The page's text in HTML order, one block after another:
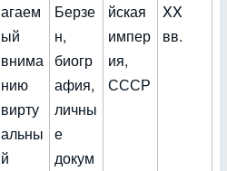
агаем
ый
внима
нию
вирту
альны
й
Берзе
н,
биогр
афия,
личны
е
докум
йская
импер
ия,
СССР
XX
вв.